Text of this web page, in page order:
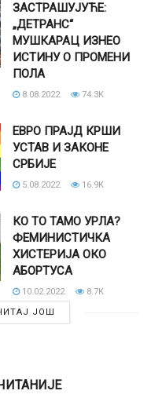
ЗАСТРАШУЈУЋЕ:
„ДЕТРАНС“
МУШКАРАЦ ИЗНЕО
ИСТИНУ О ПРОМЕНИ
ПОЛА
8.08.2022. 74.3K
ЕВРО ПРАЈД КРШИ
УСТАВ И ЗАКОНЕ
СРБИЈЕ
5.08.2022. 16.9K
КО ТО ТАМО УРЛА?
ФЕМИНИСТИЧКА
ХИСТЕРИЈА ОКО
АБОРТУСА
10.02.2022.
8.7K
ЈОШ